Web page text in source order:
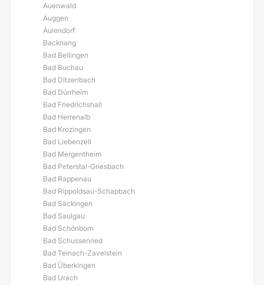
Auenwald
Auggen
Aulendorf
Backnang
Bad Bellingen
Bad Buchau
Bad Ditzenbach
Bad Dürrheim
Bad Friedrichshall
Bad Herrenalb
Bad Krozingen
Bad Liebenzell
Bad Mergentheim
Bad Peterstal-Griesbach
Bad Rappenau
Bad Rippoldsau-Schapbach
Bad Säckingen
Bad Saulgau
Bad Schönborn
Bad Schussenried
Bad Teinach-Zavelstein
Bad Überkingen
Bad Urach